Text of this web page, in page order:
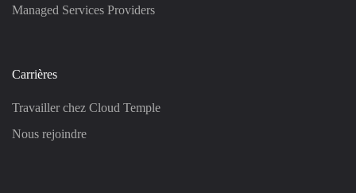
Managed Services Providers
Carrières
Travailler chez Cloud Temple
Nous rejoindre